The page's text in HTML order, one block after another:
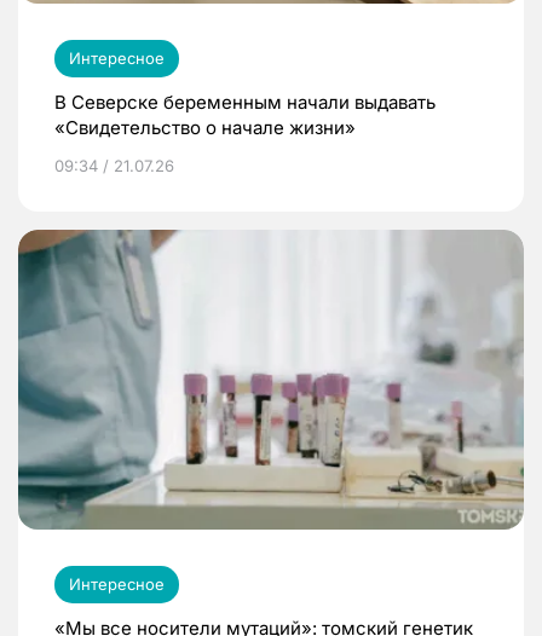
Интересное
В Северске беременным начали выдавать
«Свидетельство о начале жизни»
09:34 / 21.07.26
Интересное
«Мы все носители мутаций»: томский генетик